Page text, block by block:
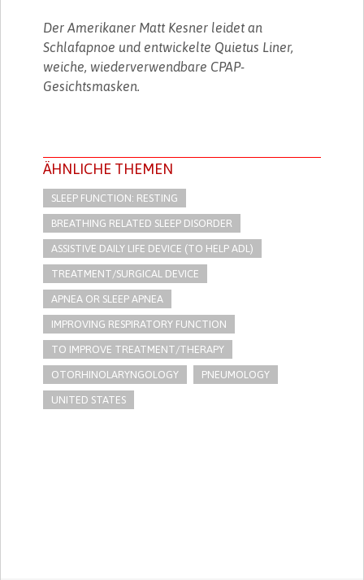
Der Amerikaner Matt Kesner leidet an
Schlafapnoe und entwickelte Quietus Liner,
weiche, wiederverwendbare CPAP-
Gesichtsmasken.
ÄHNLICHE THEMEN
SLEEP FUNCTION: RESTING
BREATHING RELATED SLEEP DISORDER
ASSISTIVE DAILY LIFE DEVICE (TO HELP ADL)
TREATMENT/SURGICAL DEVICE
APNEA OR SLEEP APNEA
IMPROVING RESPIRATORY FUNCTION
TO IMPROVE TREATMENT/THERAPY
OTORHINOLARYNGOLOGY PNEUMOLOGY
UNITED STATES